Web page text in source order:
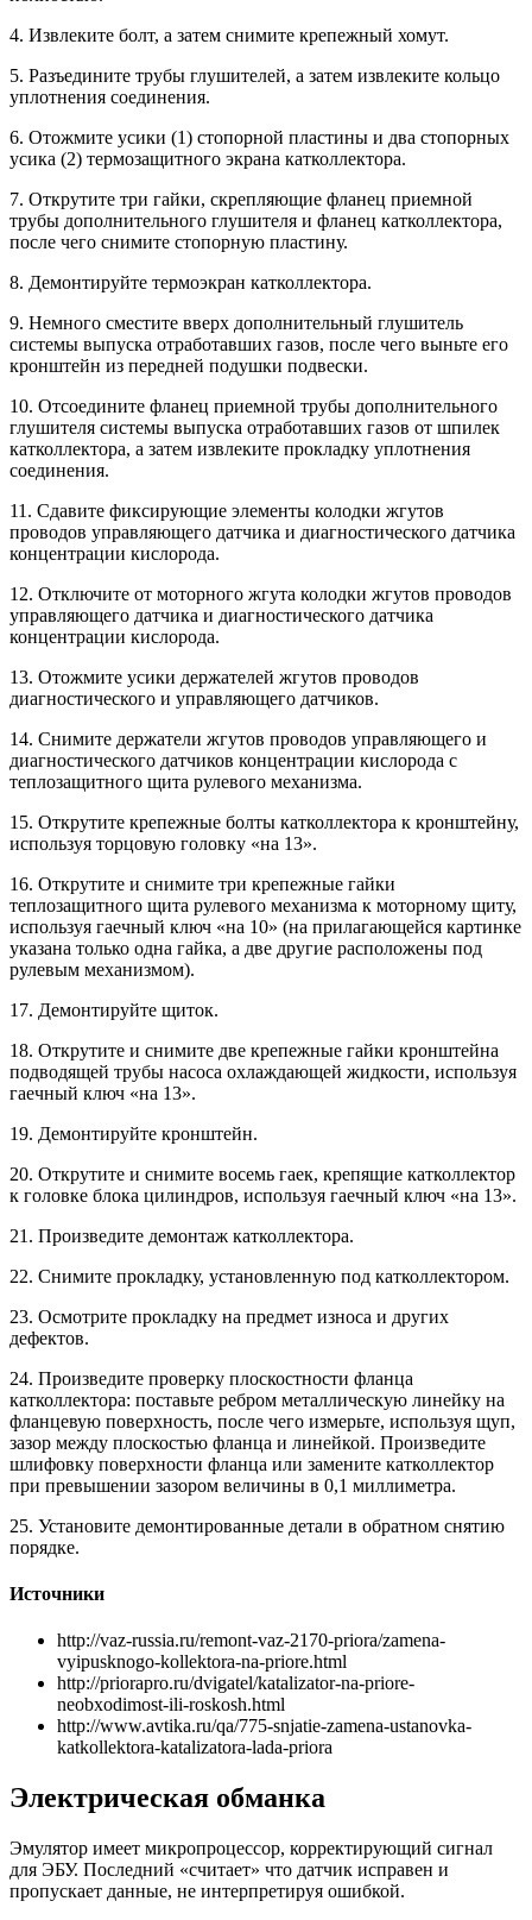
4. Извлеките болт, а затем снимите крепежный хомут.
5. Разъедините трубы глушителей, а затем извлеките кольцо
уплотнения соединения.
6. Отожмите усики (1) стопорной пластины и два стопорных
усика (2) термозащитного экрана катколлектора.
7. Открутите три гайки, скрепляющие фланец приемной
трубы дополнительного глушителя и фланец катколлектора,
после чего снимите стопорную пластину.
8. Демонтируйте термоэкран катколлектора.
9. Немного сместите вверх дополнительный глушитель
системы выпуска отработавших газов, после чего выньте его
кронштейн из передней подушки подвески.
10. Отсоедините фланец приемной трубы дополнительного
глушителя системы выпуска отработавших газов от шпилек
катколлектора, а затем извлеките прокладку уплотнения
соединения.
11. Сдавите фиксирующие элементы колодки жгутов
проводов управляющего датчика и диагностического датчика
концентрации кислорода.
12. Отключите от моторного жгута колодки жгутов проводов
управляющего датчика и диагностического датчика
концентрации кислорода.
13. Отожмите усики держателей жгутов проводов
диагностического и управляющего датчиков.
14. Снимите держатели жгутов проводов управляющего и
диагностического датчиков концентрации кислорода с
теплозащитного щита рулевого механизма.
15. Открутите крепежные болты катколлектора к кронштейну,
используя торцовую головку «на 13».
16. Открутите и снимите три крепежные гайки
теплозащитного щита рулевого механизма к моторному щиту,
используя гаечный ключ «на 10» (на прилагающейся картинке
указана только одна гайка, а две другие расположены под
рулевым механизмом).
17. Демонтируйте щиток.
18. Открутите и снимите две крепежные гайки кронштейна
подводящей трубы насоса охлаждающей жидкости, используя
гаечный ключ «на 13».
19. Демонтируйте кронштейн.
20. Открутите и снимите восемь гаек, крепящие катколлектор
к головке блока цилиндров, используя гаечный ключ «на 13».
21. Произведите демонтаж катколлектора.
22. Снимите прокладку, установленную под катколлектором.
23. Осмотрите прокладку на предмет износа и других
дефектов.
24. Произведите проверку плоскостности фланца
катколлектора: поставьте ребром металлическую линейку на
фланцевую поверхность, после чего измерьте, используя щуп,
зазор между плоскостью фланца и линейкой. Произведите
шлифовку поверхности фланца или замените катколлектор
при превышении зазором величины в 0,1 миллиметра.
25. Установите демонтированные детали в обратном снятию
порядке.
Источники
http://vaz-russia.ru/remont-vaz-2170-priora/zamena-
vyipusknogo-kollektora-na-priore.html
http://priorapro.ru/dvigatel/katalizator-na-priore-
neobxodimost-ili-roskosh.html
http://www.avtika.ru/qa/775-snjatie-zamena-ustanovka-
katkollektora-katalizatora-lada-priora
Электрическая обманка
Эмулятор имеет микропроцессор, корректирующий сигнал
для ЭБУ. Последний «считает» что датчик исправен и
пропускает данные, не интерпретируя ошибкой.